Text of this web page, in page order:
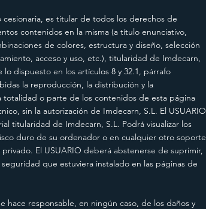
cesionaria, es titular de todos los derechos de
contenidos en la misma (a título enunciativo,
de colores, estructura y diseño, selección
acceso y uso, etc.), titularidad de Imdecarn,
dispuesto en los artículos 8 y 32.1, párrafo
la reproducción, la distribución y la
o parte de los contenidos de esta página
sin la autorización de Imdecarn, S.L. El USUARIO
titularidad de Imdecarn, S.L. Podrá visualizar los
duro de su ordenador o en cualquier otro soporte
El USUARIO deberá abstenerse de suprimir,
que estuviera instalado en las páginas de
hace responsable, en ningún caso, de los daños y